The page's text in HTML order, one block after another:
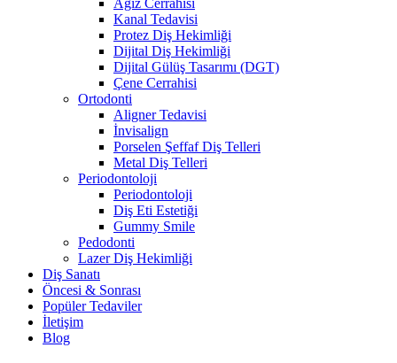
Kanal Tedavisi
Protez Diş Hekimliği
Dijital Diş Hekimliği
Dijital Gülüş Tasarımı (DGT)
Çene Cerrahisi
Ortodonti
Aligner Tedavisi
İnvisalign
Porselen Şeffaf Diş Telleri
Metal Diş Telleri
Periodontoloji
Periodontoloji
Diş Eti Estetiği
Gummy Smile
Pedodonti
Lazer Diş Hekimliği
Diş Sanatı
Öncesi & Sonrası
Popüler Tedaviler
İletişim
Blog